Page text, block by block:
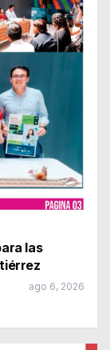
las
ago 6, 2026